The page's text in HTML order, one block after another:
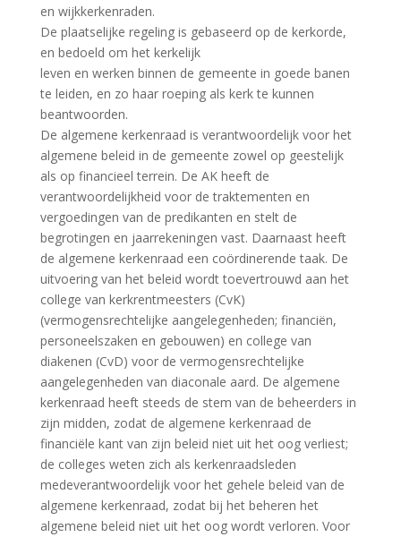
en wijkkerkenraden.
De plaatselijke regeling is gebaseerd op de kerkorde,
en bedoeld om het kerkelijk
leven en werken binnen de gemeente in goede banen
te leiden, en zo haar roeping als kerk te kunnen
beantwoorden.
De algemene kerkenraad is verantwoordelijk voor het
algemene beleid in de gemeente zowel op geestelijk
als op financieel terrein. De AK heeft de
verantwoordelijkheid voor de traktementen en
vergoedingen van de predikanten en stelt de
begrotingen en jaarrekeningen vast. Daarnaast heeft
de algemene kerkenraad een coördinerende taak. De
uitvoering van het beleid wordt toevertrouwd aan het
college van kerkrentmeesters (CvK)
(vermogensrechtelijke aangelegenheden; financiën,
personeelszaken en gebouwen) en college van
diakenen (CvD) voor de vermogensrechtelijke
aangelegenheden van diaconale aard. De algemene
kerkenraad heeft steeds de stem van de beheerders in
zijn midden, zodat de algemene kerkenraad de
financiële kant van zijn beleid niet uit het oog verliest;
de colleges weten zich als kerkenraadsleden
medeverantwoordelijk voor het gehele beleid van de
algemene kerkenraad, zodat bij het beheren het
algemene beleid niet uit het oog wordt verloren. Voor